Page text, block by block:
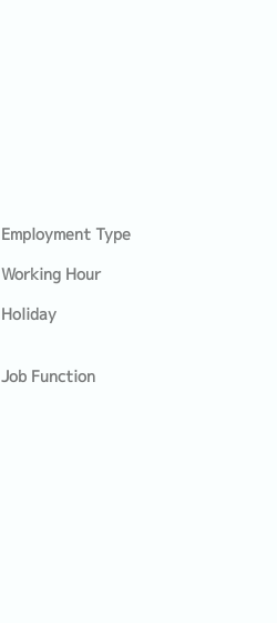
Employment Type
Working Hour
Holiday
Job Function